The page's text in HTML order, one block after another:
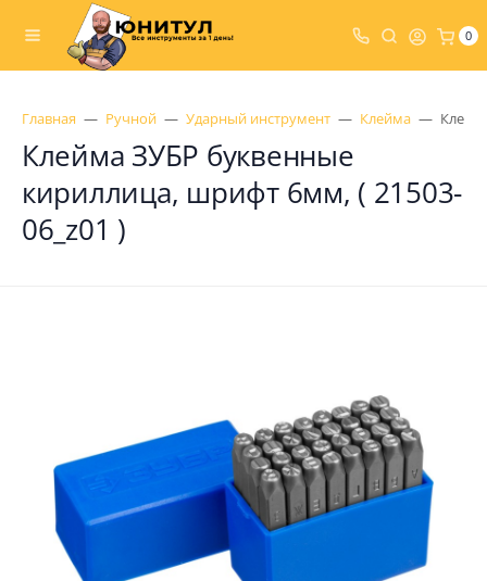
0
Главная Ручной Ударный инструмент Клейма
Клейма ЗУБР буквенные
кириллица, шрифт 6мм, ( 21503-
06_z01 )